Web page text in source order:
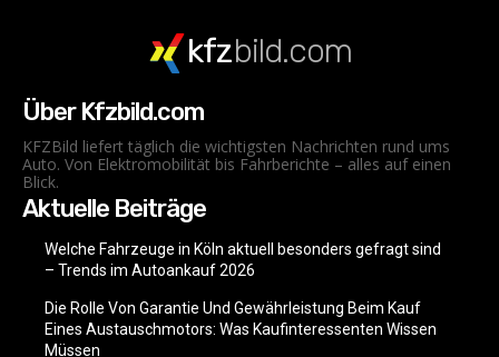
kfzbild.com
Über Kfzbild.com
KFZBild liefert täglich die wichtigsten Nachrichten rund ums
Auto. Von Elektromobilität bis Fahrberichte – alles auf einen
Blick.
Aktuelle Beiträge
Welche Fahrzeuge in Köln aktuell besonders gefragt sind
– Trends im Autoankauf 2026
Die Rolle Von Garantie Und Gewährleistung Beim Kauf
Eines Austauschmotors: Was Kaufinteressenten Wissen
Müssen